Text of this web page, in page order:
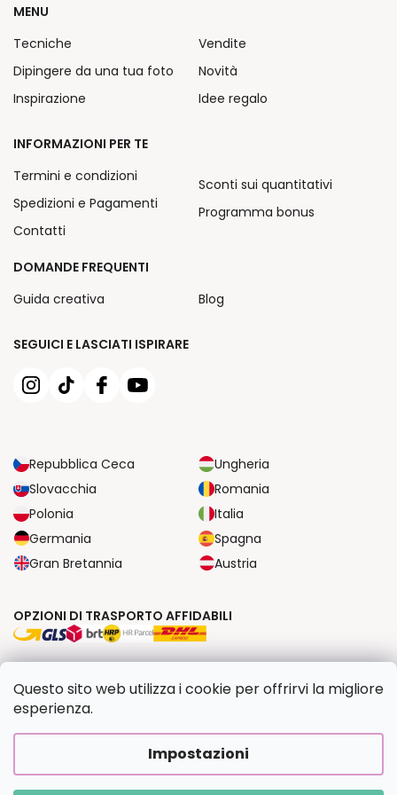
Questo sito web utilizza i cookie per offrirvi la migliore
esperienza.
Impostazioni
SEGUICI E LASCIATI ISPIRARE
Repubblica Ceca
Ungheria
Slovacchia
Romania
Polonia
Italia
Germania
Spagna
Gran Bretannia
Austria
MENU
Tecniche
Dipingere da una tua foto
Inspirazione
Vendite
Novità
Idee regalo
INFORMAZIONI PER TE
Termini e condizioni
Spedizioni e Pagamenti
Contatti
Sconti sui quantitativi
Programma bonus
DOMANDE FREQUENTI
Guida creativa
Blog
OPZIONI DI TRASPORTO AFFIDABILI
Creato da Shoptet Premium|UpraviloFV STUDIO
Copyright 2026Dipingilo.it. Tutti i diritti riservati.